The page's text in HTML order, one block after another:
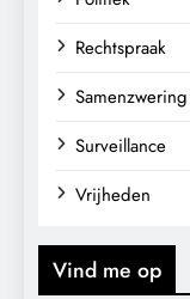
Rechtspraak
Samenzwering
Surveillance
Vrijheden
Vind me op